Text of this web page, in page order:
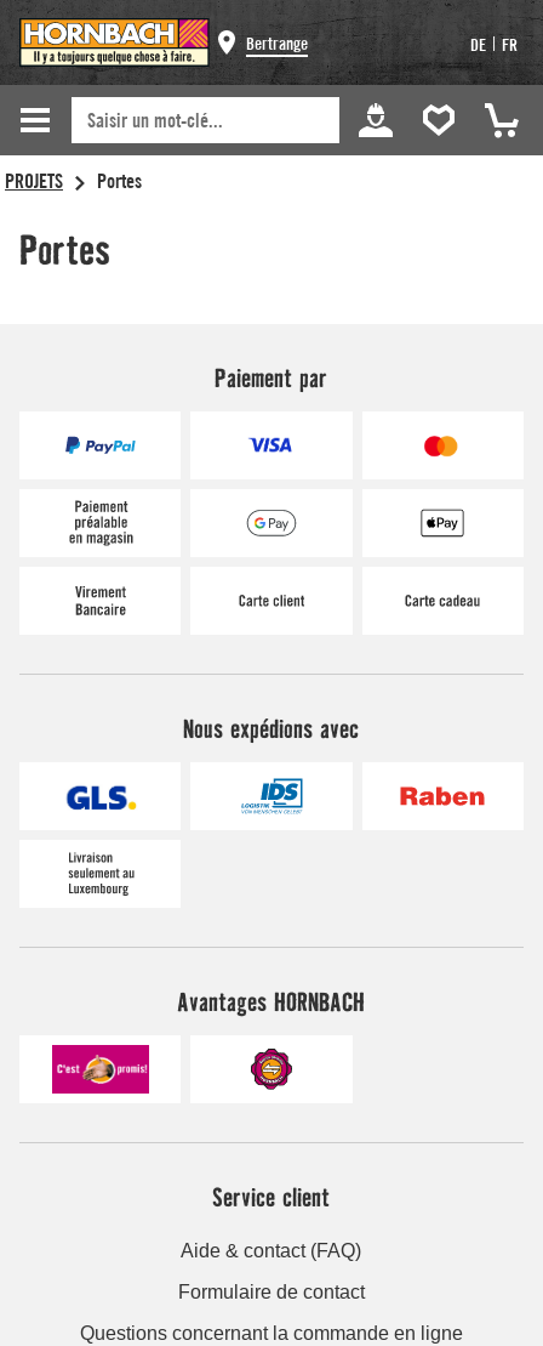
Bertrange DE FR
Paiement par
Nous expédions avec
Avantages HORNBACH
Service client
Aide & contact (FAQ)
Formulaire de contact
Questions concernant la commande en ligne